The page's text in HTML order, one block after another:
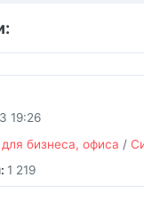
19:26
бизнеса, офиса /
1 219